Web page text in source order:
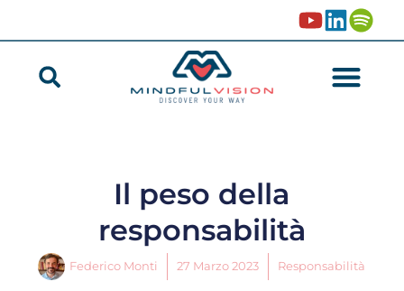
Il peso della
responsabilità
Federico Monti 27 Marzo 2023 Responsabilità